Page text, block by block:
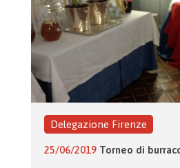
Delegazione Firenze
25/06/2019 Torneo di